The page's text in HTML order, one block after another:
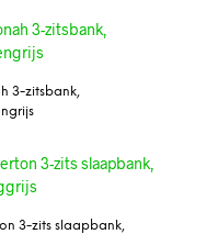
3-zitsbank,
3-zits slaapbank,